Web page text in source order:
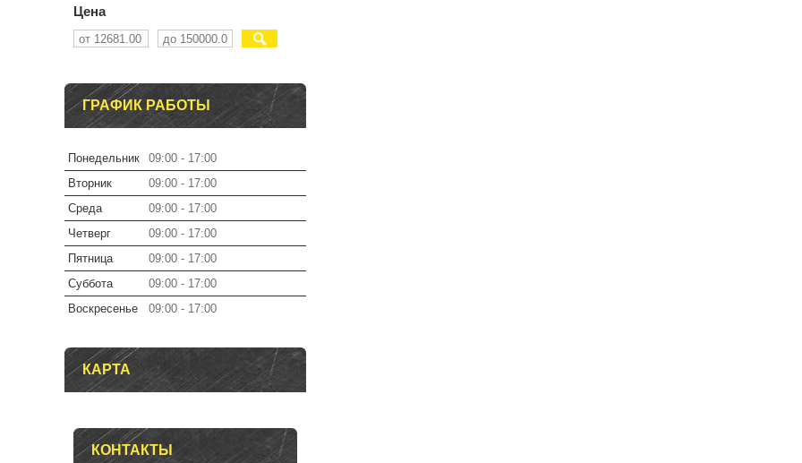
Цена
ГРАФИК РАБОТЫ
Понедельник 09:00
17:00
Вторник
09:00
17:00
Среда
09:00
17:00
Четверг
09:00
17:00
Пятница
09:00
17:00
Суббота
09:00
17:00
Воскресенье
09:00 17:00
КАРТА
КОНТАКТЫ